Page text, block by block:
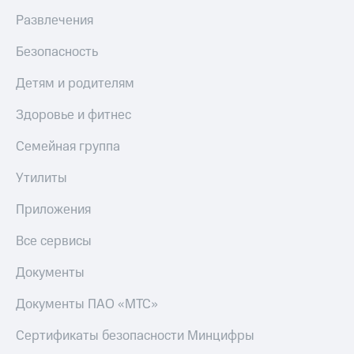
Развлечения
Безопасность
Детям и родителям
Здоровье и фитнес
Семейная группа
Утилиты
Приложения
Все сервисы
Документы
Документы ПАО «МТС»
Сертификаты безопасности Минцифры